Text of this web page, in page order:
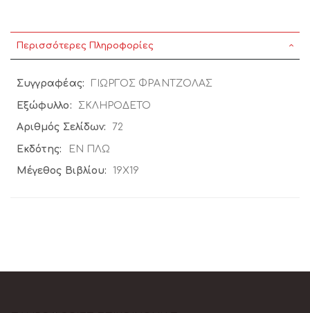
Περισσότερες Πληροφορίες
Περισσότερες
Πληροφορίες
ΓΙΩΡΓΟΣ ΦΡΑΝΤΖΟΛΑΣ
ΣΚΛΗΡΟΔΕΤΟ
72
ΕΝ ΠΛΩ
19Χ19